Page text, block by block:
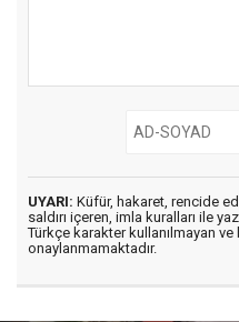
UYARI: Küfür, hakaret, rencide
saldırı içeren, imla kuralları ile
Türkçe karakter kullanılmayan
onaylanmamaktadır.